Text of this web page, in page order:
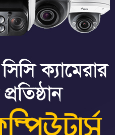
ভাত রান্নার সময় নরম হয়ে গেলে কী
করবেন
মৃত্যুদণ্ড বাদ না দেওয়ায়
প্রত্যক্ষদর্শীদের তথ্য দেয়নি জাতিসংঘ:
ট্রাইব্যুনালকে প্রসিকিউটর
তাড়াইলে রাউতি মানবসেবা ফাউন্ডেশনের
আয়োজনে কাফন-দাফন বিষয়ক বিশেষ
প্রশিক্ষণ কর্মশালা